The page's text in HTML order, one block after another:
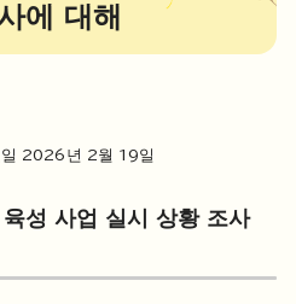
에 대해
2026 년 2월 19일
성 사업 실시 상황 조사